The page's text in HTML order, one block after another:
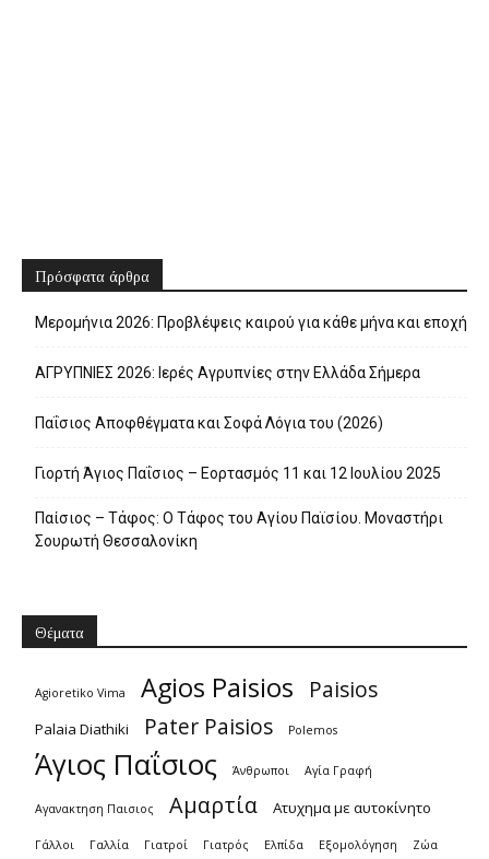
Πρόσφατα άρθρα
Μερομήνια 2026: Προβλέψεις καιρού για κάθε μήνα και εποχή
ΑΓΡΥΠΝΙΕΣ 2026: Ιερές Αγρυπνίες στην Ελλάδα Σήμερα
Παΐσιος Αποφθέγματα και Σοφά Λόγια του (2026)
Γιορτή Άγιος Παΐσιος – Εορτασμός 11 και 12 Ιουλίου 2025
Παίσιος – Τάφος: Ο Τάφος του Αγίου Παϊσίου. Μοναστήρι
Σουρωτή Θεσσαλονίκη
Θέματα
Agioretiko Vima Agios Paisios Paisios
Palaia Diathiki Pater Paisios Polemos
Άγιος Παΐσιος Άνθρωποι Αγία Γραφή
Αγανακτηση Παισιος Αμαρτία Ατυχημα με αυτοκίνητο
Γάλλοι Γαλλία Γιατροί Γιατρός Ελπίδα Εξομολόγηση Ζώα